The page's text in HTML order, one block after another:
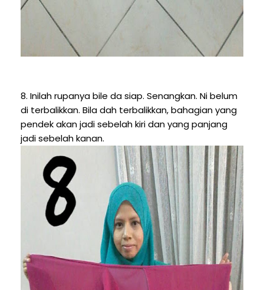
8. Inilah rupanya bile da siap. Senangkan. Ni belum
di terbalikkan. Bila dah terbalikkan, bahagian yang
pendek akan jadi sebelah kiri dan yang panjang
jadi sebelah kanan.